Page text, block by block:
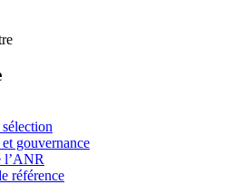
gouvernance
l’ANR
référence